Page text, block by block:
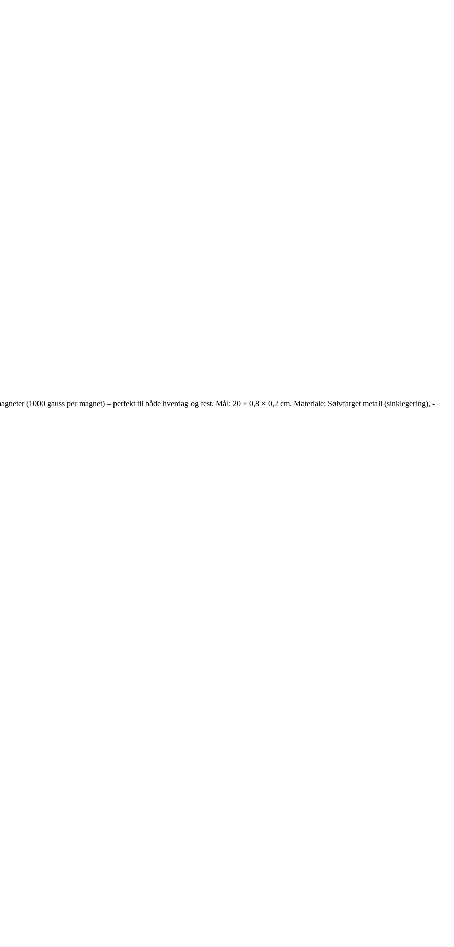
(1000 gauss per magnet) – perfekt til både hverdag og fest. Mål: 20 × 0,8 × 0,2 cm. Materiale: Sølvfarget metall (sinklegering),